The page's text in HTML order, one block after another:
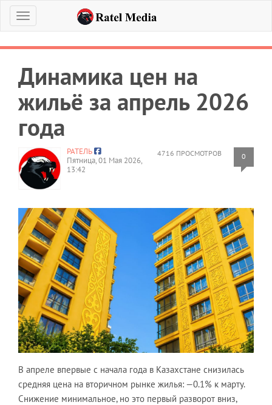
Меню
Динамика цен на
жильё за апрель 2026
года
4716 ПРОСМОТРОВ 0
РАТЕЛЬ
Пятница, 01 Мая 2026,
13:42
В апреле впервые с начала года в Казахстане снизилась
средняя цена на вторичном рынке жилья: —0.1% к марту.
Снижение минимальное, но это первый разворот вниз,